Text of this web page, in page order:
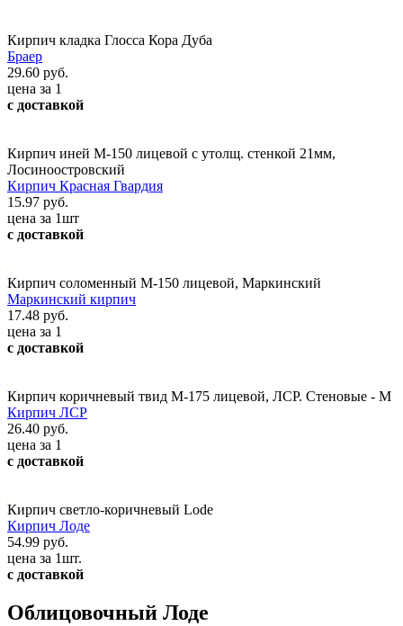
Кирпич кладка Глосса Кора Дуба
Браер
29.60 руб.
цена за 1
с доставкой
Кирпич иней М-150 лицевой с утолщ. стенкой 21мм,
Лосиноостровский
Кирпич Красная Гвардия
15.97 руб.
цена за 1шт
с доставкой
Кирпич соломенный М-150 лицевой, Маркинский
Маркинский кирпич
17.48 руб.
цена за 1
с доставкой
Кирпич коричневый твид М-175 лицевой, ЛСР. Стеновые - М
Кирпич ЛСР
26.40 руб.
цена за 1
с доставкой
Кирпич светло-коричневый Lode
Кирпич Лоде
54.99 руб.
цена за 1шт.
с доставкой
Облицовочный Лоде